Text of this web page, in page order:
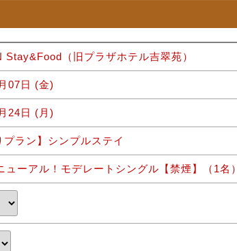
Stay&Food（旧プラザホテル吉翠苑）
07日 (金)
24日 (月)
プラン】シンプルステイ
ューアル！モデレートシングル【禁煙】（1名）